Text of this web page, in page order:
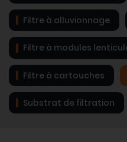
Filtre à alluvionnage
Filtre à modules
Filtre à cartouches
Substrat de filtration